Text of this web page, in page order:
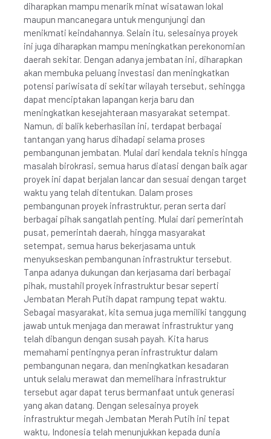
diharapkan mampu menarik minat wisatawan lokal
maupun mancanegara untuk mengunjungi dan
menikmati keindahannya. Selain itu, selesainya proyek
ini juga diharapkan mampu meningkatkan perekonomian
daerah sekitar. Dengan adanya jembatan ini, diharapkan
akan membuka peluang investasi dan meningkatkan
potensi pariwisata di sekitar wilayah tersebut, sehingga
dapat menciptakan lapangan kerja baru dan
meningkatkan kesejahteraan masyarakat setempat.
Namun, di balik keberhasilan ini, terdapat berbagai
tantangan yang harus dihadapi selama proses
pembangunan jembatan. Mulai dari kendala teknis hingga
masalah birokrasi, semua harus diatasi dengan baik agar
proyek ini dapat berjalan lancar dan sesuai dengan target
waktu yang telah ditentukan. Dalam proses
pembangunan proyek infrastruktur, peran serta dari
berbagai pihak sangatlah penting. Mulai dari pemerintah
pusat, pemerintah daerah, hingga masyarakat
setempat, semua harus bekerjasama untuk
menyukseskan pembangunan infrastruktur tersebut.
Tanpa adanya dukungan dan kerjasama dari berbagai
pihak, mustahil proyek infrastruktur besar seperti
Jembatan Merah Putih dapat rampung tepat waktu.
Sebagai masyarakat, kita semua juga memiliki tanggung
jawab untuk menjaga dan merawat infrastruktur yang
telah dibangun dengan susah payah. Kita harus
memahami pentingnya peran infrastruktur dalam
pembangunan negara, dan meningkatkan kesadaran
untuk selalu merawat dan memelihara infrastruktur
tersebut agar dapat terus bermanfaat untuk generasi
yang akan datang. Dengan selesainya proyek
infrastruktur megah Jembatan Merah Putih ini tepat
waktu, Indonesia telah menunjukkan kepada dunia